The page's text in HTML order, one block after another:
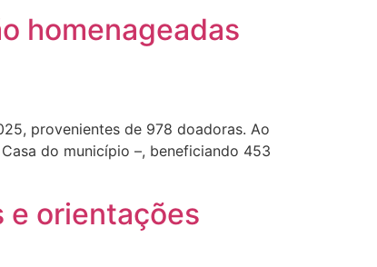
homenageadas
provenientes de 978 doadoras. Ao
do município –, beneficiando 453
e orientações